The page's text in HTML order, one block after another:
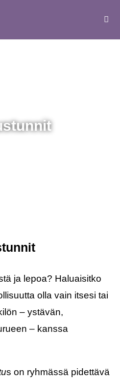
ja lepoa? Haluaisitko
olla vain itsesi tai
– ystävän,
– kanssa
s on ryhmässä pidettävä